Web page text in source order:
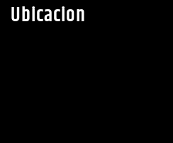
Ubicacion